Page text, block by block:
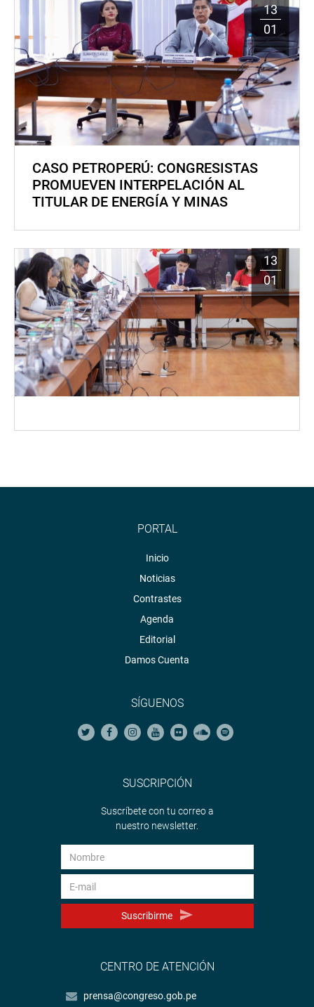
13
01
CASO PETROPERÚ: CONGRESISTAS
PROMUEVEN INTERPELACIÓN AL
TITULAR DE ENERGÍA Y MINAS
13
01
PORTAL
Inicio
Noticias
Contrastes
Agenda
Editorial
Damos Cuenta
SÍGUENOS
SUSCRIPCIÓN
Suscríbete con tu correo a
nuestro newsletter.
Suscribirme
CENTRO DE ATENCIÓN
prensa@congreso.gob.pe